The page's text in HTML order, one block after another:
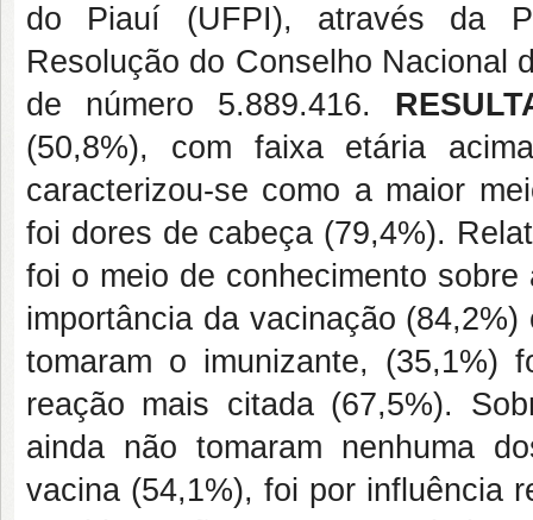
do Piauí (UFPI), através da
Resolução do Conselho Nacional
de número 5.889.416.
(50,8%), com faixa etária
caracterizou-se como a maior
foi dores de cabeça (79,4%).
foi o meio de conhecimento
importância da vacinação
tomaram o imunizante,
reação mais citada (67,5%).
ainda não tomaram nenhuma
vacina (54,1%), foi por influência